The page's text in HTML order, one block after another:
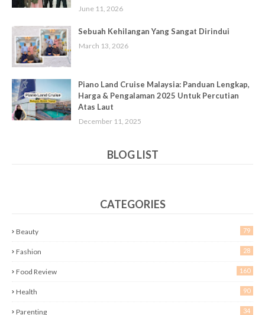
June 11, 2026
Sebuah Kehilangan Yang Sangat Dirindui
March 13, 2026
Piano Land Cruise Malaysia: Panduan Lengkap,
Harga & Pengalaman 2025 Untuk Percutian
Atas Laut
December 11, 2025
BLOG LIST
CATEGORIES
Beauty 79
Fashion 28
Food Review 160
Health 90
Parenting 34